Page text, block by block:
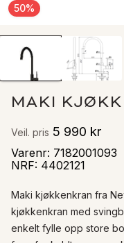
50%
MAKI
Veil. pris 5 990 kr
Varenr: 7182001093
NRF: 4402121
Maki kjøkkenkran fra
kjøkkenkran med
enkelt fylle opp store